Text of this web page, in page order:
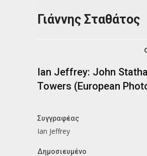
Γιάννης Σταθάτος
Ian Jeffrey: John
Towers (European
Συγγραφέας
Ian Jeffrey
Δημοσιευμένο